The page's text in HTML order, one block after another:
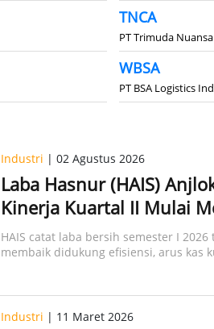
TNCA
PT Trimuda
WBSA
PT BSA Logistics
Industri | 02 Agustus 2026
Laba Hasnur (HAIS)
Kinerja Kuartal II Mulai
HAIS catat laba bersih semester I
membaik didukung efisiensi, arus kas
Industri | 11 Maret 2026